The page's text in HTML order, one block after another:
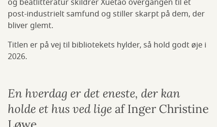
og beatlitteratur skildrer Xuetao overgangen til et
post-industrielt samfund og stiller skarpt på dem, der
bliver glemt.
Titlen er på vej til bibliotekets hylder, så hold godt øje i
2026.
En hverdag er det eneste, der kan
holde et hus ved ligeaf Inger Christine